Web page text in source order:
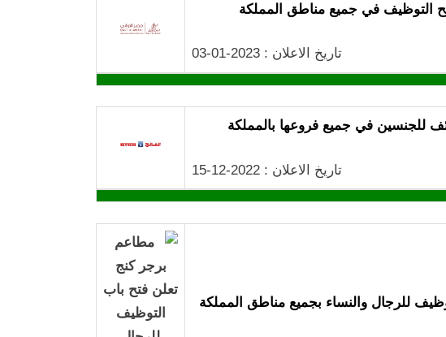
التوظيف في جميع مناطق المملكة
تاريخ الاعلان : 2023-01-03
للجنسين في جميع فروعها بالمملكة
تاريخ الاعلان : 2022-12-15
للرجال والنساء بجميع مناطق المملكة